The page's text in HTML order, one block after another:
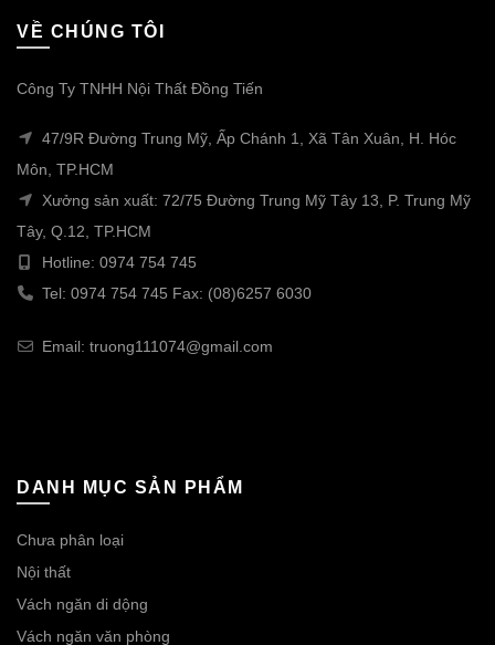
VỀ CHÚNG TÔI
Công Ty TNHH Nội Thất Đồng Tiến
47/9R Đường Trung Mỹ, Ấp Chánh 1, Xã Tân Xuân, H. Hóc
Môn, TP.HCM
Xưởng sản xuất: 72/75 Đường Trung Mỹ Tây 13, P. Trung Mỹ
Tây, Q.12, TP.HCM
Hotline: 0974 754 745
Tel: 0974 754 745 Fax: (08)6257 6030
Email: truong111074@gmail.com
DANH MỤC SẢN PHẨM
Chưa phân loại
Nội thất
Vách ngăn di dộng
Vách ngăn văn phòng